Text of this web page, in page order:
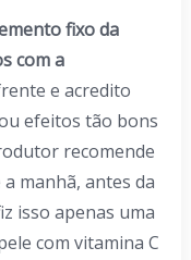
fixo da
com a
e acredito
efeitos tão bons
recomende
manhã, antes da
isso apenas uma
com vitamina C